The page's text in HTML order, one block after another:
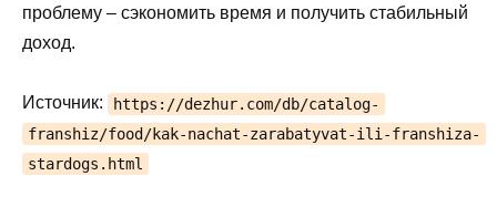
проблему – сэкономить время и получить стабильный
доход.
Источник:
https://dezhur.com/db/catalog-
franshiz/food/kak-nachat-zarabatyvat-ili-franshiza-
stardogs.html